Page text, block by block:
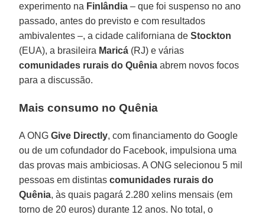
experimento na Finlândia – que foi suspenso no ano
passado, antes do previsto e com resultados
ambivalentes –, a cidade californiana deStockton
(EUA), a brasileira Maricá (RJ) e várias
comunidades rurais do Quênia abrem novos focos
para a discussão.
Mais consumo no Quênia
A ONGGive Directly, com financiamento do Google
ou de um cofundador do Facebook, impulsiona uma
das provas mais ambiciosas. A ONG selecionou 5 mil
pessoas em distintascomunidades rurais do
Quênia, às quais pagará 2.280 xelins mensais (em
torno de 20 euros) durante 12 anos. No total, o